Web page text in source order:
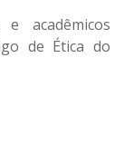
acadêmicos
de Ética do